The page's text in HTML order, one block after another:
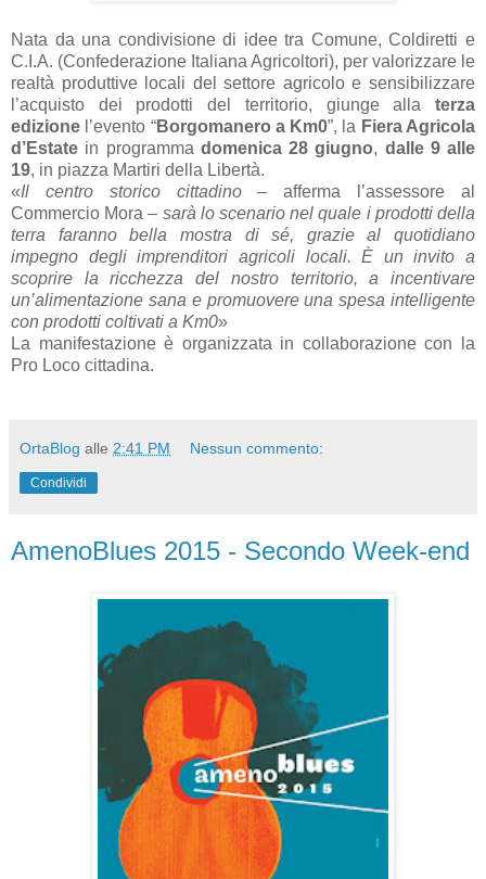
Nata da una condivisione di idee tra Comune, Coldiretti e
C.I.A. (Confederazione Italiana Agricoltori), per valorizzare le
realtà produttive locali del settore agricolo e sensibilizzare
l’acquisto dei prodotti del territorio, giunge alla terza
edizione l’evento “Borgomanero a Km0”, la Fiera Agricola
d’Estate in programma domenica 28 giugno, dalle 9 alle
19, in piazza Martiri della Libertà.
«Il centro storico cittadino– afferma l’assessore al
Commercio Mora – sarà lo scenario nel quale i prodotti della
terra faranno bella mostra di sé, grazie al quotidiano
impegno degli imprenditori agricoli locali. È un invito a
scoprire la ricchezza del nostro territorio, a incentivare
un’alimentazione sana e promuovere una spesa intelligente
con prodotti coltivati a Km0»
La manifestazione è organizzata in collaborazione con la
Pro Loco cittadina.
OrtaBlog alle 2:41 PM Nessun commento:
Condividi
AmenoBlues 2015 - Secondo Week-end